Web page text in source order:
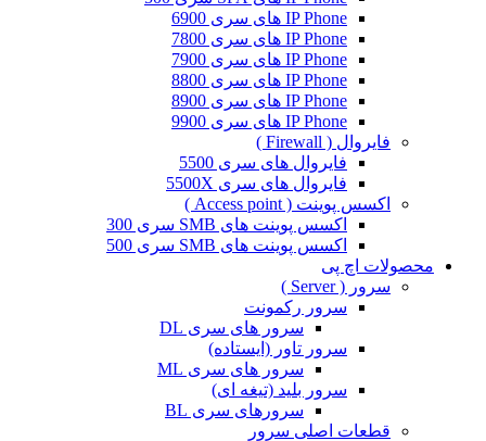
IP Phone های سری 6900
IP Phone های سری 7800
IP Phone های سری 7900
IP Phone های سری 8800
IP Phone های سری 8900
IP Phone های سری 9900
فایروال ( Firewall )
فایروال های سری 5500
فایروال های سری 5500X
اکسس پوینت ( Access point )
اکسس پوینت های SMB سری 300
اکسس پوینت های SMB سری 500
محصولات اچ پی
سرور ( Server )
سرور رکمونت
سرور های سری DL
سرور تاور (ایستاده)
سرور های سری ML
سرور بلید (تیغه ای)
سرورهای سری BL
قطعات اصلی سرور